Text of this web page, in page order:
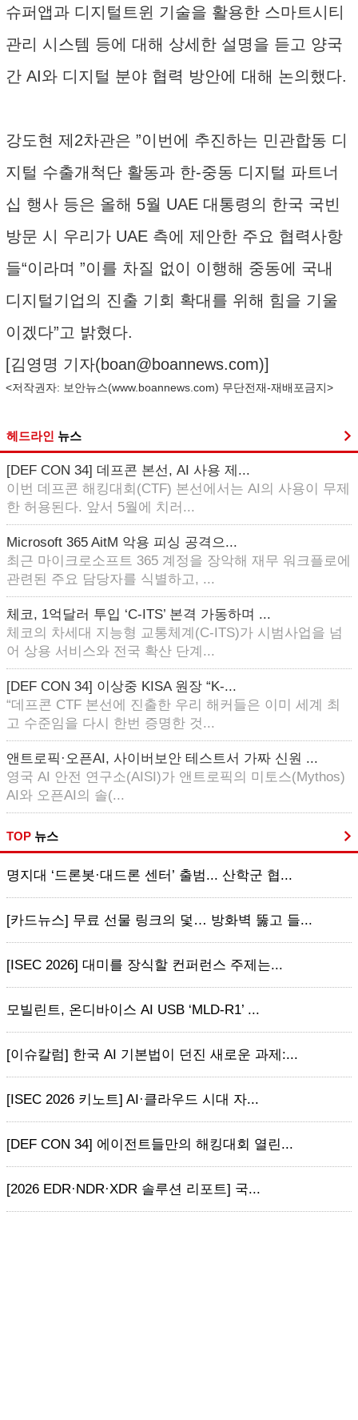
슈퍼앱과 디지털트윈 기술을 활용한 스마트시티
관리 시스템 등에 대해 상세한 설명을 듣고 양국
간 AI와 디지털 분야 협력 방안에 대해 논의했다.
강도현 제2차관은 ”이번에 추진하는 민관합동 디
지털 수출개척단 활동과 한-중동 디지털 파트너
십 행사 등은 올해 5월 UAE 대통령의 한국 국빈
방문 시 우리가 UAE 측에 제안한 주요 협력사항
들“이라며 ”이를 차질 없이 이행해 중동에 국내
디지털기업의 진출 기회 확대를 위해 힘을 기울
이겠다”고 밝혔다.
[김영명 기자(boan@boannews.com)]
<저작권자: 보안뉴스(www.boannews.com) 무단전재-재배포금지>
헤드라인 뉴스
[DEF CON 34] 데프콘 본선, AI 사용 제...
이번 데프콘 해킹대회(CTF) 본선에서는 AI의 사용이 무제
한 허용된다. 앞서 5월에 치러...
Microsoft 365 AitM 악용 피싱 공격으...
최근 마이크로소프트 365 계정을 장악해 재무 워크플로에
관련된 주요 담당자를 식별하고, ...
체코, 1억달러 투입 ‘C-ITS’ 본격 가동하며 ...
체코의 차세대 지능형 교통체계(C-ITS)가 시범사업을 넘
어 상용 서비스와 전국 확산 단계...
[DEF CON 34] 이상중 KISA 원장 “K-...
“데프콘 CTF 본선에 진출한 우리 해커들은 이미 세계 최
고 수준임을 다시 한번 증명한 것...
앤트로픽·오픈AI, 사이버보안 테스트서 가짜 신원 ...
영국 AI 안전 연구소(AISI)가 앤트로픽의 미토스(Mythos)
AI와 오픈AI의 솔(...
TOP 뉴스
명지대 ‘드론봇·대드론 센터’ 출범... 산학군 협...
[카드뉴스] 무료 선물 링크의 덫… 방화벽 뚫고 들...
[ISEC 2026] 대미를 장식할 컨퍼런스 주제는...
모빌린트, 온디바이스 AI USB ‘MLD-R1’ ...
[이슈칼럼] 한국 AI 기본법이 던진 새로운 과제:...
[ISEC 2026 키노트] AI·클라우드 시대 자...
[DEF CON 34] 에이전트들만의 해킹대회 열린...
[2026 EDR·NDR·XDR 솔루션 리포트] 국...